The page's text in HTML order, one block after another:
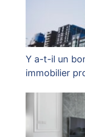
Y a-t-il un
immobilier